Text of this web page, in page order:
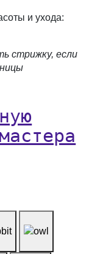
и ухода:
стрижку, если